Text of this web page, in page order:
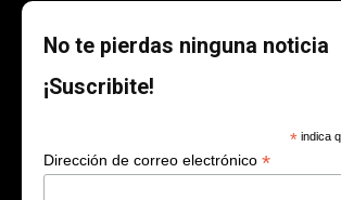
No te pierdas ninguna noticia
¡Suscribite!
* indica
Dirección de correo electrónico *